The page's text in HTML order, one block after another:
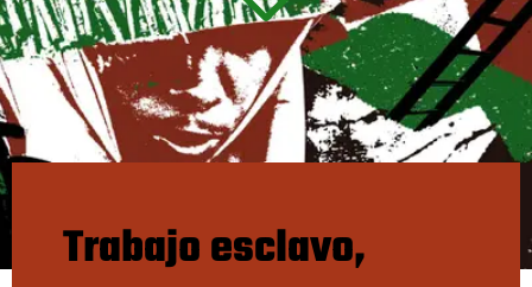
Trabajo esclavo,